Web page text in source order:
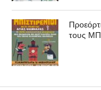
τους